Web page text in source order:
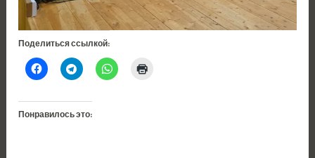
Поделиться ссылкой:
Понравилось это: